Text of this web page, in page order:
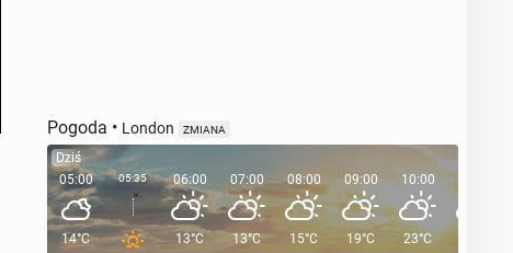
Pogoda • London ZMIANA
Dziś
05:00
14°C
05:35 06:00
13°C
07:00
13°C
08:00
15°C
09:00
19°C
10:00
23°C
11:00